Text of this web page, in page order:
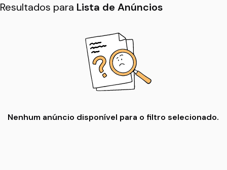
Resultados para Lista de Anúncios
Nenhum anúncio disponível para o filtro selecionado.